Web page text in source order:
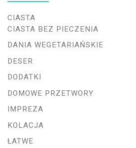
CIASTA
CIASTA BEZ PIECZENIA
DANIA WEGETARIAŃSKIE
DESER
DODATKI
DOMOWE PRZETWORY
IMPREZA
KOLACJA
ŁATWE